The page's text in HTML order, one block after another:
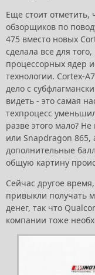
Еще стоит отметить,
обзорщиков по
475 вместо новых
сделала все для
процессорных ядер
технологии. Cortex-
дело с
видеть - это самая
техпроцесс
разве этого мало?
или Snapdragon 865,
дополнительные
общую картину
Сейчас другое
привыкли получать
денег, так что
компании тоже